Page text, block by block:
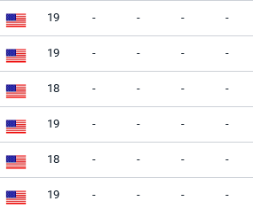
19 - - - -
19 - - - -
18 - - - -
19 - - - -
18 - - - -
19 - - - -